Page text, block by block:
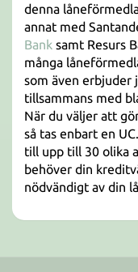
denna
annat med
Bank samt Resurs
många
som även erbjuder
tillsammans med
När du väljer att
så tas enbart en
till upp till 30 olika
behöver din
nödvändigt av din